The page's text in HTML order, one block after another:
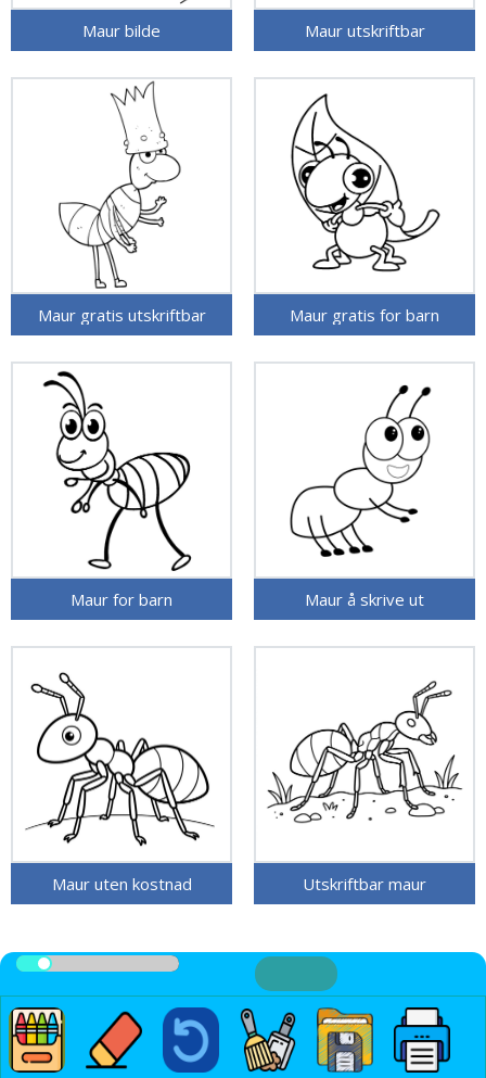
Maur bilde Maur utskriftbar
Maur gratis utskriftbar Maur gratis for barn
Maur for barn Maur å skrive ut
Maur uten kostnad Utskriftbar maur